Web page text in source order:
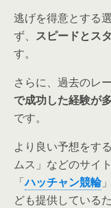
逃げを得意とする
ず、 スピードとス
す。
さらに、過去のレ
で成功した経験が
です。
より良い予想をす
ムス」などのサイ
「ハッチャン競輪
ども提供している